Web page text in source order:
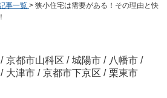
事一覧 > 狭小住宅は需要がある！その理由と快
/ 京都市山科区 / 城陽市 / 八幡市 /
/ 大津市 / 京都市下京区 / 栗東市